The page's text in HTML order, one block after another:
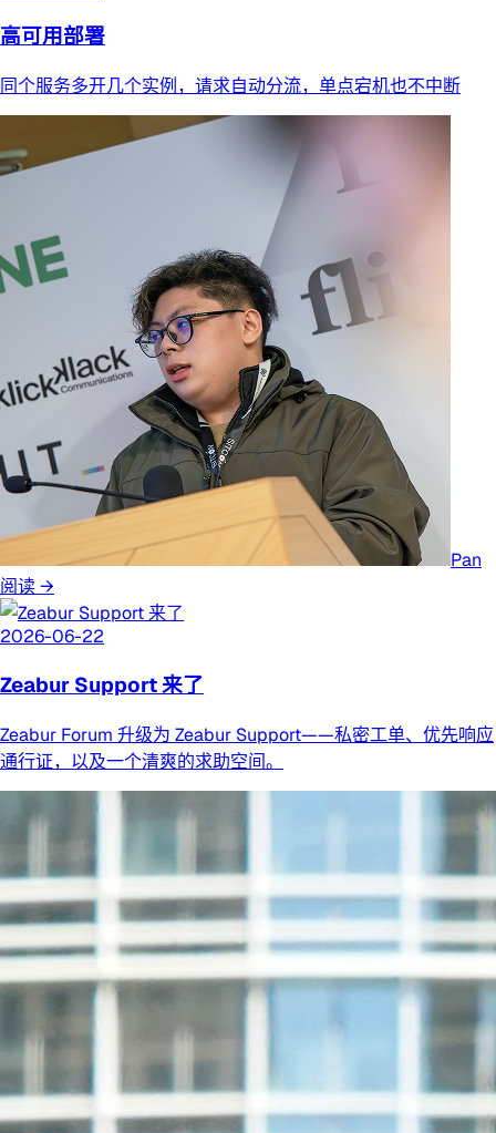
高可用部署
同个服务多开几个实例，请求自动分流，单点宕机也不中断
Pan
阅读 →
2026-06-22
Zeabur Support 来了
Zeabur Forum 升级为 Zeabur Support——私密工单、优先响应
通行证，以及一个清爽的求助空间。